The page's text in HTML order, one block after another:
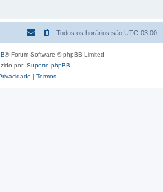
Todos os horários são UTC-03:00
® Forum Software © phpBB Limited
por: Suporte phpBB
| Termos